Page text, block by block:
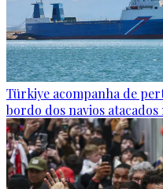
Türkiye acompanha de
bordo dos navios